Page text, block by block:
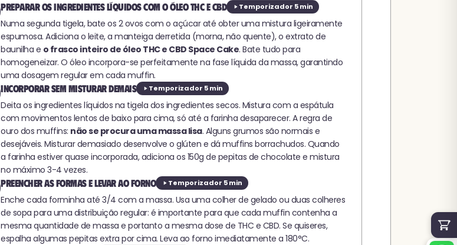
Preparar os ingredientes líquidos com o óleo THC e CBD Temporizador 5 min
Numa segunda tigela, bate os 2 ovos com o açúcar até obter uma mistura ligeiramente
espumosa. Adiciona o leite, a manteiga derretida (morna, não quente), o extrato de
baunilha e o frasco inteiro de óleo THC e CBD Space Cake. Bate tudo para
homogeneizar. O óleo incorpora-se perfeitamente na fase líquida da massa, garantindo
uma dosagem regular em cada muffin.
Incorporar sem misturar demais Temporizador 5 min
Deita os ingredientes líquidos na tigela dos ingredientes secos. Mistura com a espátula
com movimentos lentos de baixo para cima, só até a farinha desaparecer. A regra de
ouro dos muffins: não se procura uma massa lisa. Alguns grumos são normais e
desejáveis. Misturar demasiado desenvolve o glúten e dá muffins borrachudos. Quando
a farinha estiver quase incorporada, adiciona os 150g de pepitas de chocolate e mistura
no máximo 3-4 vezes.
Preencher as formas e levar ao forno Temporizador 5 min
Enche cada forminha até 3/4 com a massa. Usa uma colher de gelado ou duas colheres
de sopa para uma distribuição regular: é importante para que cada muffin contenha a
mesma quantidade de massa e portanto a mesma dose de THC e CBD. Se quiseres,
espalha algumas pepitas extra por cima. Leva ao forno imediatamente a 180°C.